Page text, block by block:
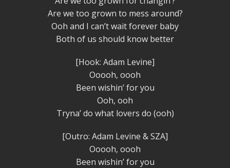
Are we too grown to mess around?
Ooh and I can’t wait forever baby
Both of us should know better
[Hook: Adam Levine]
Ooooh, oooh
Been wishin’ for you
Ooh, ooh
Tryna’ do what lovers do (ooh)
[Outro: Adam Levine & SZA]
Ooooh, oooh
Been wishin’ for you